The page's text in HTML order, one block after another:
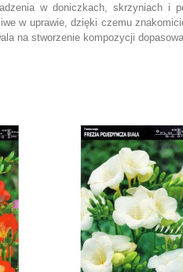
w doniczkach, skrzyniach i
w uprawie, dzięki czemu
na stworzenie kompozycji